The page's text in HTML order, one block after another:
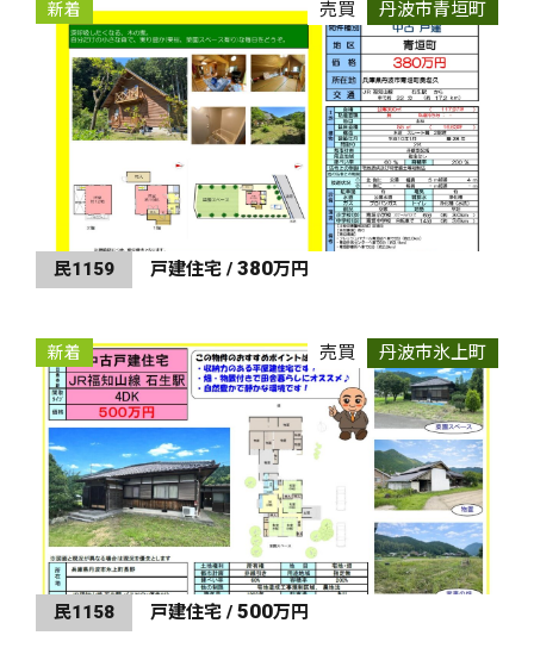
新着 売買 丹波市青垣町
民1159 戸建住宅 / 380万円
新着 売買 丹波市氷上町
民1158 戸建住宅 / 500万円